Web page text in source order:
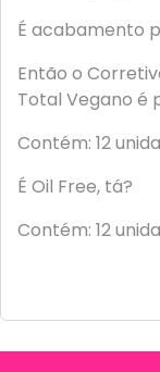
É acabamento
Então o
Total Vegano é
Contém: 12
É Oil Free, tá?
Contém: 12